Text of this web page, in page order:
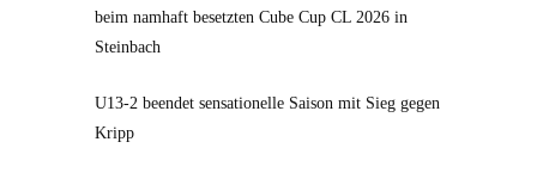
beim namhaft besetzten Cube Cup CL 2026 in
Steinbach
U13-2 beendet sensationelle Saison mit Sieg gegen
Kripp